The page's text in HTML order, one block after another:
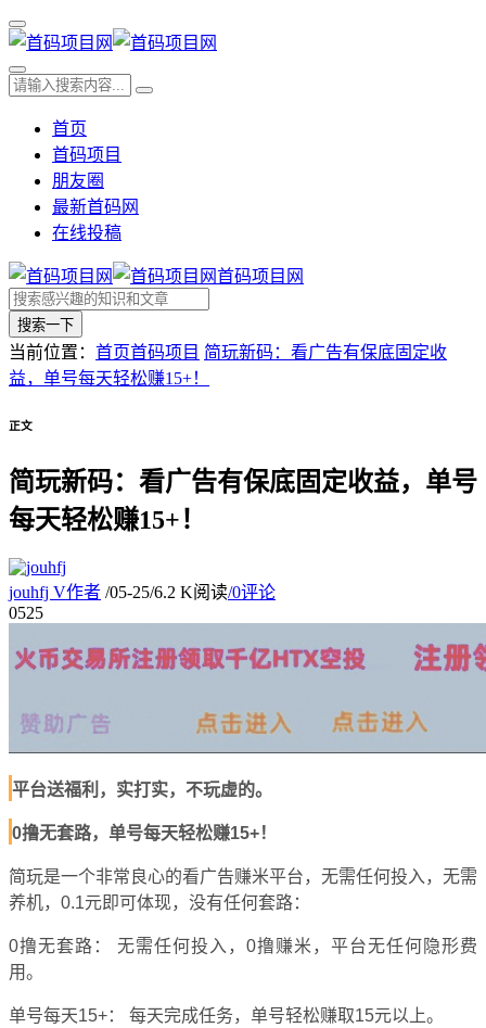
首页
首码项目
朋友圈
最新首码网
在线投稿
首码项目网
搜索一下
当前位置： 首页首码项目 简玩新码：看广告有保底固定收
益，单号每天轻松赚15+！
正文
简玩新码：看广告有保底固定收益，单号
每天轻松赚15+！
jouhfj V作者 /05-25/6.2 K阅读/0评论
0525
平台送福利，实打实，不玩虚的。
0撸无套路，单号每天轻松赚15+！
简玩是一个非常良心的看广告赚米平台， 无需任何投入， 无需
养机， 0.1元即可体现， 没有任何套路：
0撸无套路： 无需任何投入， 0撸赚米， 平台无任何隐形费
用。
单号每天15+： 每天完成任务， 单号轻松赚取15元以上。